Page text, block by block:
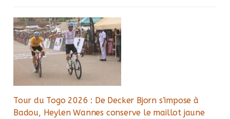
Tour du Togo 2026 : De Decker Bjorn s’impose à
Badou, Heylen Wannes conserve le maillot jaune